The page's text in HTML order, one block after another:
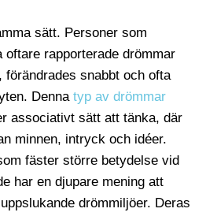
sätt. Personer som
oftare rapporterade drömmar
snabbt och ofta
Denna typ av drömmar
associativt sätt att tänka, där
minnen, intryck och idéer.
fäster större betydelse vid
har en djupare mening att
drömmiljöer. Deras